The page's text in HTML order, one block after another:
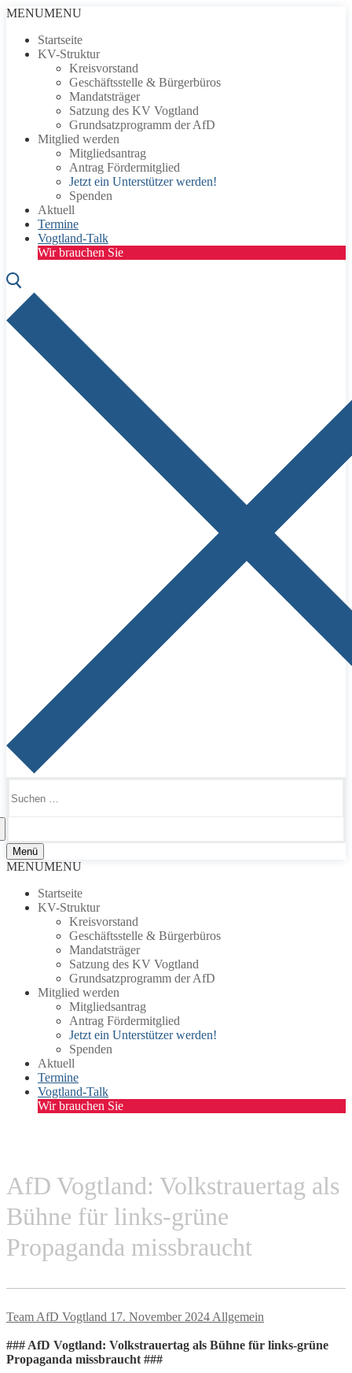
Zum
springen
Menü
Schließen
MENUMENU
Startseite
KV-Struktur
Kreisvorstand
Geschäftsstelle & Bürgerbüros
Mandatsträger
Satzung des KV Vogtland
Grundsatzprogramm der AfD
Mitglied werden
Mitgliedsantrag
Antrag Fördermitglied
Jetzt ein Unterstützer werden!
Spenden
Aktuell
Termine
Vogtland-Talk
Wir brauchen Sie
nach:
Menü
MENUMENU
Startseite
KV-Struktur
Kreisvorstand
Geschäftsstelle & Bürgerbüros
Mandatsträger
Satzung des KV Vogtland
Grundsatzprogramm der AfD
Mitglied werden
Mitgliedsantrag
Antrag Fördermitglied
Jetzt ein Unterstützer werden!
Spenden
Aktuell
Termine
Vogtland-Talk
Wir brauchen Sie
AfD Vogtland: Volkstrauertag als
Bühne für links-grüne
Propaganda missbraucht
Team AfD Vogtland 17. November 2024 Allgemein
### AfD Vogtland: Volkstrauertag als Bühne für links-grüne
Propaganda missbraucht ###